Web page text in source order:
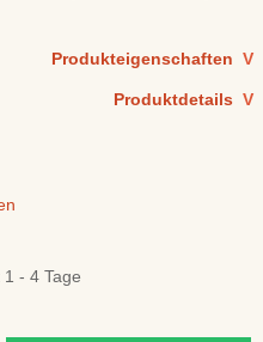
Produkteigenschaften V
Produktdetails V
- 4 Tage